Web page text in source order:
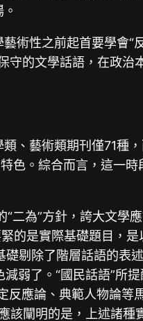
術性之前起首要學會“
的文學話語，在政治
、藝術類期刊僅71種
色。綜合而言，這一
二為”方針，誇大文學
的是實際基礎題目，
剔除了階層話語的表
弱了。“國民話語”所
應論、典範人物論等
闡明的是，上述諸種